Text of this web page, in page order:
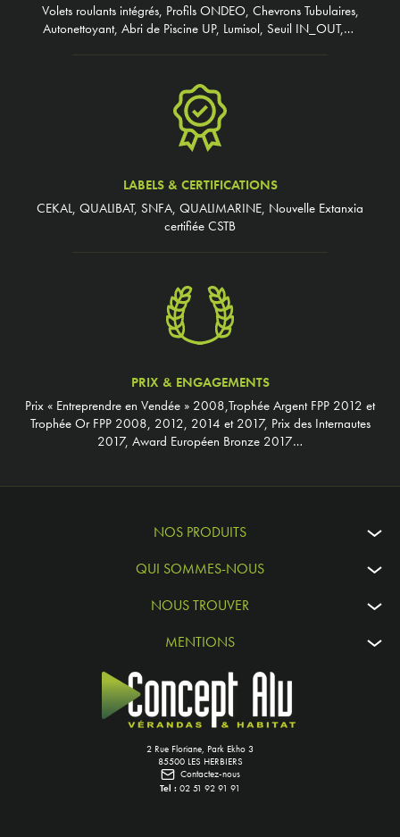
Volets roulants intégrés, Profils ONDEO, Chevrons Tubulaires,
Autonettoyant, Abri de Piscine UP, Lumisol, Seuil IN_OUT,…
LABELS & CERTIFICATIONS
CEKAL, QUALIBAT, SNFA, QUALIMARINE, Nouvelle Extanxia
certifiée CSTB
PRIX & ENGAGEMENTS
Prix « Entreprendre en Vendée » 2008,Trophée Argent FPP 2012 et
Trophée Or FPP 2008, 2012, 2014 et 2017, Prix des Internautes
2017, Award Européen Bronze 2017…
NOS PRODUITS
QUI SOMMES-NOUS
NOUS TROUVER
MENTIONS
2 Rue Floriane, Park Ekho 3
85500 LES HERBIERS
Contactez-nous
Tel : 02 51 92 91 91